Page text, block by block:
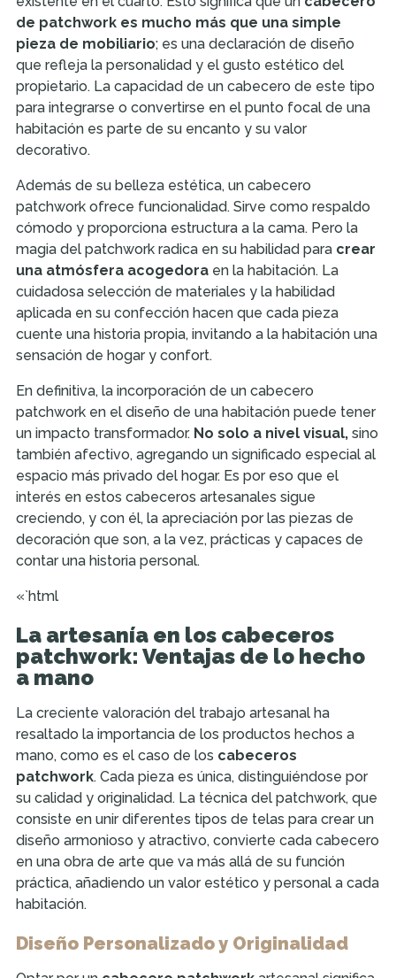
de patchwork es mucho más que una simple
pieza de mobiliario; es una declaración de diseño
que refleja la personalidad y el gusto estético del
propietario. La capacidad de un cabecero de este tipo
para integrarse o convertirse en el punto focal de una
habitación es parte de su encanto y su valor
decorativo.
Además de su belleza estética, un cabecero
patchwork ofrece funcionalidad. Sirve como respaldo
cómodo y proporciona estructura a la cama. Pero la
magia del patchwork radica en su habilidad para crear
una atmósfera acogedora en la habitación. La
cuidadosa selección de materiales y la habilidad
aplicada en su confección hacen que cada pieza
cuente una historia propia, invitando a la habitación una
sensación de hogar y confort.
En definitiva, la incorporación de un cabecero
patchwork en el diseño de una habitación puede tener
un impacto transformador. No solo a nivel visual, sino
también afectivo, agregando un significado especial al
espacio más privado del hogar. Es por eso que el
interés en estos cabeceros artesanales sigue
creciendo, y con él, la apreciación por las piezas de
decoración que son, a la vez, prácticas y capaces de
contar una historia personal.
«`html
La artesanía en los cabeceros
patchwork: Ventajas de lo hecho
a mano
La creciente valoración del trabajo artesanal ha
resaltado la importancia de los productos hechos a
mano, como es el caso de los cabeceros
patchwork. Cada pieza es única, distinguiéndose por
su calidad y originalidad. La técnica del patchwork, que
consiste en unir diferentes tipos de telas para crear un
diseño armonioso y atractivo, convierte cada cabecero
en una obra de arte que va más allá de su función
práctica, añadiendo un valor estético y personal a cada
habitación.
Diseño Personalizado y Originalidad